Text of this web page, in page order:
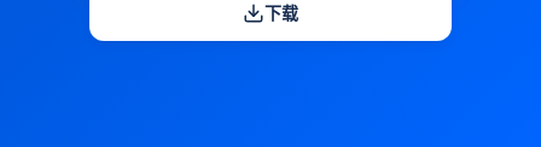
下载